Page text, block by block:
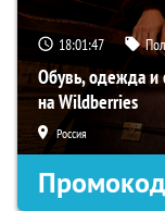
18:01:46
Обувь, одежда и
на Wildberries
Россия
Промокод